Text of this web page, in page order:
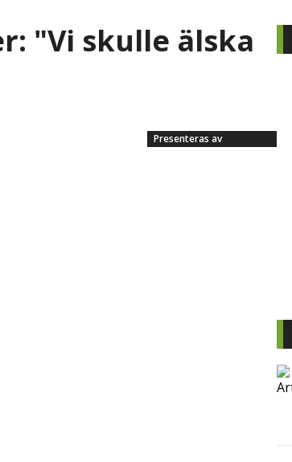
"Vi skulle älska
Presenteras av